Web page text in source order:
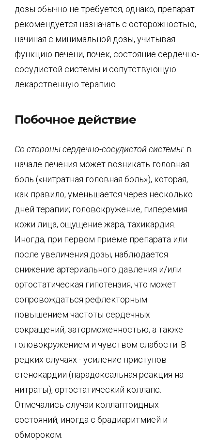
дозы обычно не требуется, однако, препарат
рекомендуется назначать с осторожностью,
начиная с минимальной дозы, учитывая
функцию печени, почек, состояние сердечно-
сосудистой системы и сопутствующую
лекарственную терапию.
Побочное действие
Со сторонысердечно-сосудистой системы: в
начале лечения может возникать головная
боль («нитратная головная боль»), которая,
как правило, уменьшается через несколько
дней терапии; головокружение, гиперемия
кожи лица, ощущение жара, тахикардия.
Иногда, при первом приеме препарата или
после увеличения дозы, наблюдается
снижение артериального давления и/или
ортостатическая гипотензия, что может
сопровождаться рефлекторным
повышением частоты сердечных
сокращений, заторможенностью, а также
головокружением и чувством слабости. В
редких случаях - усиление приступов
стенокардии (парадоксальная реакция на
нитраты), ортостатический коллапс.
Отмечались случаи коллаптоидных
состояний, иногда с брадиаритмией и
обмороком.